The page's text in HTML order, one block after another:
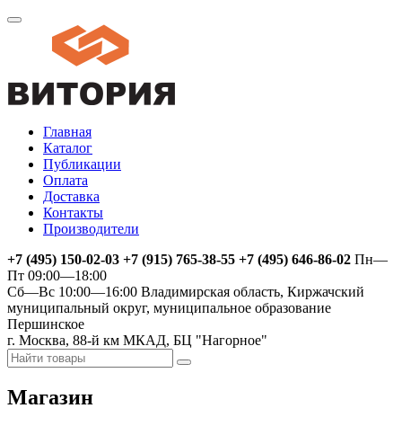
Главная
Каталог
Публикации
Оплата
Доставка
Контакты
Производители
+7 (495) 150-02-03 +7 (915) 765-38-55 +7 (495) 646-86-02 Пн—
Пт 09:00—18:00
Сб—Вс 10:00—16:00 Владимирская область, Киржачский
муниципальный округ, муниципальное образование
Першинское
г. Москва, 88-й км МКАД, БЦ "Нагорное"
Магазин